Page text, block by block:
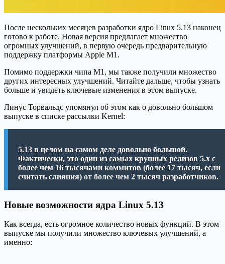
После нескольких месяцев разработки ядро ​​Linux 5.13 наконец
готово к работе. Новая версия предлагает множество
огромных улучшений, в первую очередь предварительную
поддержку платформы Apple M1.
Помимо поддержки чипа M1, мы также получили множество
других интересных улучшений. Читайте дальше, чтобы узнать
больше и увидеть ключевые изменения в этом выпуске.
Линус Торвальдс упомянул об этом как о довольно большом
выпуске в списке рассылки Kernel:
5.13 в целом на самом деле довольно большой.
Фактически, это один из самых крупных релизов 5.x с
более чем 16 тысячами коммитов (более 17 тысяч, если
считать слияния) от более чем 2 тысяч разработчиков.
Новые возможности ядра Linux 5.13
Как всегда, есть огромное количество новых функций. В этом
выпуске мы получили множество ключевых улучшений, а
именно: